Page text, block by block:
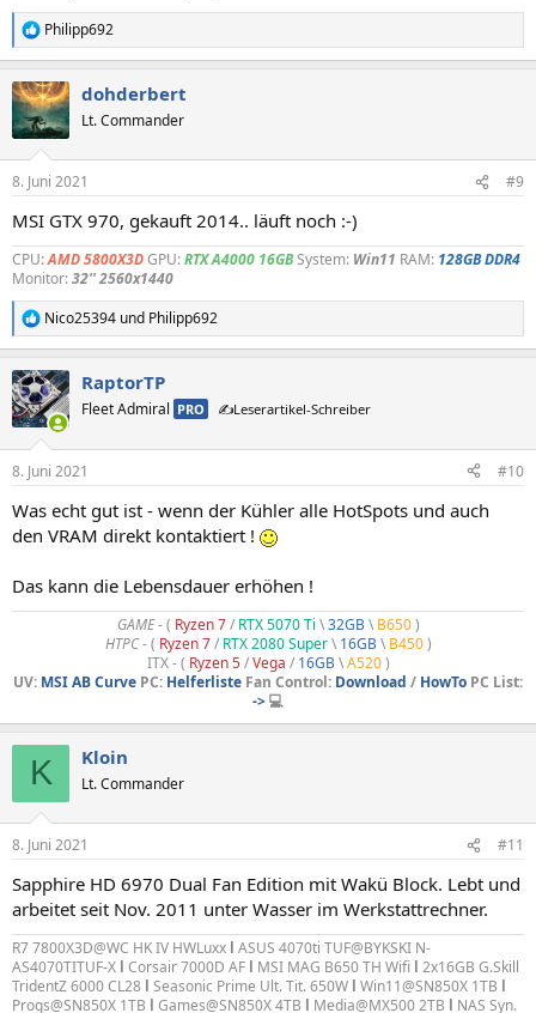
R
e
k
t
i
e
:
Philipp692
dohderbert
Lt. Commander
8. Juni 2021 #9
MSI GTX 970, gekauft 2014.. läuft noch :-)
CPU:AMD 5800X3DGPU:RTX A4000 16GBSystem: Win11 RAM: 128GB DDR4
Monitor:32'' 2560x1440
R
e
k
t
i
e
:
Nico25394 und Philipp692
RaptorTP
Fleet Admiral PRO ✍️Leserartikel-Schreiber
8. Juni 2021 #10
Was echt gut ist - wenn der Kühler alle HotSpots und auch
den VRAM direkt kontaktiert !
Das kann die Lebensdauer erhöhen !
GAME- ( Ryzen 7/ RTX 5070 Ti \32GB\ B650)
HTPC -( Ryzen 7/ RTX 2080 Super\ 16GB\ B450)
ITX - ( Ryzen 5/Vega / 16GB\A520)
UV: MSI AB Curve PC: Helferliste Fan Control: Download / HowTo PC List:
->💻
K Kloin
Lt. Commander
8. Juni 2021 #11
Sapphire HD 6970 Dual Fan Edition mit Wakü Block. Lebt und
arbeitet seit Nov. 2011 unter Wasser im Werkstattrechner.
R7 7800X3D@WC HK IV HWLuxx l ASUS 4070ti TUF@BYKSKI N-
AS4070TITUF-X l Corsair 7000D AF l MSI MAG B650 TH Wifi l 2x16GB G.Skill
TridentZ 6000 CL28 l Seasonic Prime Ult. Tit. 650W l Win11@SN850X 1TB l
Progs@SN850X 1TB l Games@SN850X 4TB l Media@MX500 2TB l NAS Syn.